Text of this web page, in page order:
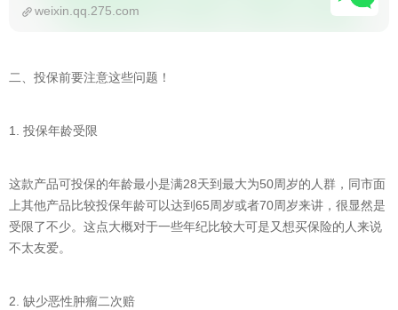
weixin.qq.275.com
二、投保前要注意这些问题！
1. 投保年龄受限
这款产品可投保的年龄最小是满28天到最大为50周岁的人群，同市面
上其他产品比较投保年龄可以达到65周岁或者70周岁来讲，很显然是
受限了不少。这点大概对于一些年纪比较大可是又想买保险的人来说
不太友爱。
2. 缺少恶性肿瘤二次赔